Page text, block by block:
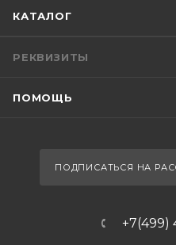
КАТАЛОГ
РЕКВИЗИТЫ
ПОМОЩЬ
ПОДПИСАТЬСЯ НА
+7(499)